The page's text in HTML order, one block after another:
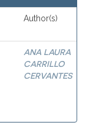
Author(s)
ANA LAURA
CARRILLO
CERVANTES